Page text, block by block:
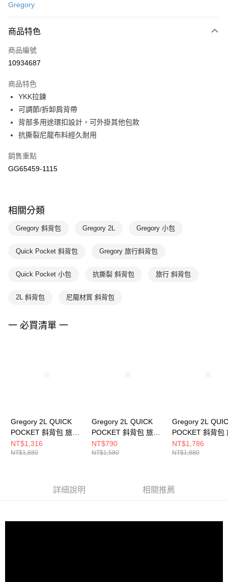
Apple Pay
悠遊付
7-11取貨(快速到店)
每筆NT$100，滿NT$1,500(含以上)免運費
宅配-本島
每筆NT$100，滿NT$1,500(含以上)免運費
Gregory
商品特色
商品編號
10934687
商品特色
YKK拉鍊
可調節/拆卸肩背帶
背部多用途環扣設計，可外掛其他包款
抗撕裂尼龍布料經久耐用
銷售重點
GG65459-1115
相關分類
Gregory 斜背包 Gregory 2L Gregory 小包
Quick Pocket 斜背包 Gregory 旅行斜背包
Quick Pocket 小包 抗撕裂 斜背包 旅行 斜背包
2L 斜背包 尼龍材質 斜背包
一 必買清單 一
Gregory 2L QUICK
POCKET 斜背包 旅行
小包 灰/紫， M
NT$1,316
NT$1,880
Gregory 2L QUICK
POCKET 斜背包 旅行
小包 紫外光， M
NT$790
NT$1,580
Gregory 2L
POCKET 斜背包
小包 木格紋， M
NT$1,786
NT$1,880
詳細說明 相關推薦